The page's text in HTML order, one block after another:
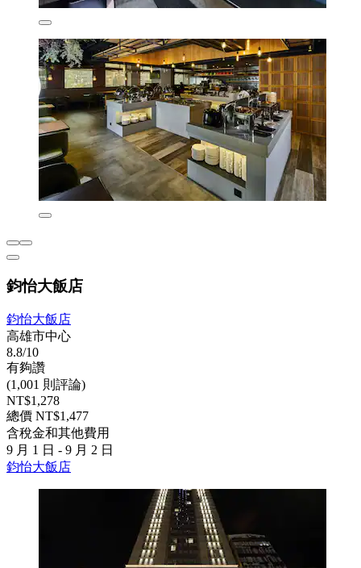
鈞怡大飯店
鈞怡大飯店
高雄市中心
8.8/10
有夠讚
(1,001 則評論)
NT$1,278
總價 NT$1,477
含稅金和其他費用
9 月 1 日 - 9 月 2 日
鈞怡大飯店